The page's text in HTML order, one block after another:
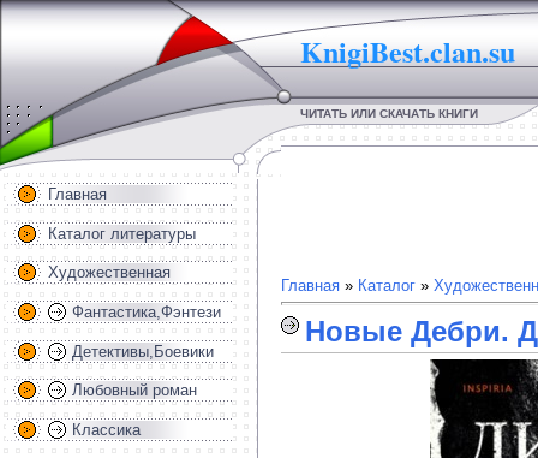
KnigiBest.clan.su
ЧИТАТЬ ИЛИ СКАЧАТЬ КНИГИ
Главная
Каталог литературы
Художественная
Фантастика,Фэнтези
Детективы,Боевики
Любовный роман
Классика
Главная » Каталог »
Новые Дебри.